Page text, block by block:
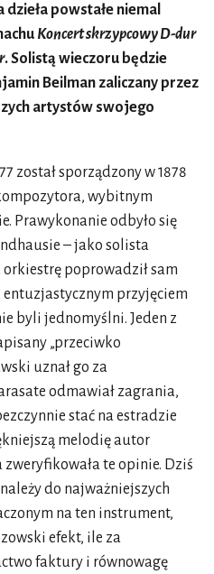
powstałe niemal
Koncert skrzypcowy D-dur
. Solistą wieczoru będzie
Beilman zaliczany przez
artystów swojego
został sporządzony w 1878
wybitnym
Prawykonanie odbyło się
– jako solista
orkiestrę poprowadził sam
entuzjastycznym przyjęciem
byli jednomyślni. Jeden z
„przeciwko
uznał go za
odmawiał zagrania,
stać na estradzie
melodię autor
te opinie. Dziś
do najważniejszych
na ten instrument,
efekt, ile za
faktury i równowagę